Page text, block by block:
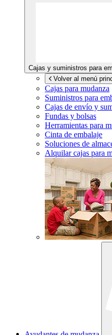
Cajas y suministros para
Volver al menú
Cajas para mudanza
Suministros para
Cajas de envío y
Fundas y bolsas
Herramientas para
Cinta de embalaje
Soluciones de
Alquilar cajas para